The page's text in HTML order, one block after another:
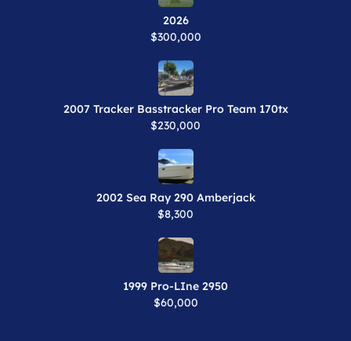
2026
$300,000
2007 Tracker Basstracker Pro Team 170tx
$230,000
2002 Sea Ray 290 Amberjack
$8,300
1999 Pro-LIne 2950
$60,000